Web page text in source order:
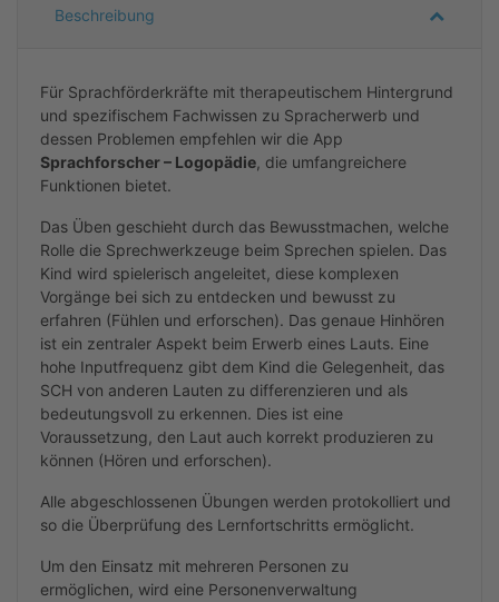
Beschreibung
Für Sprachförderkräfte mit therapeutischem Hintergrund
und spezifischem Fachwissen zu Spracherwerb und
dessen Problemen empfehlen wir die App
Sprachforscher – Logopädie, die umfangreichere
Funktionen bietet.
Das Üben geschieht durch das Bewusstmachen, welche
Rolle die Sprechwerkzeuge beim Sprechen spielen. Das
Kind wird spielerisch angeleitet, diese komplexen
Vorgänge bei sich zu entdecken und bewusst zu
erfahren (Fühlen und erforschen). Das genaue Hinhören
ist ein zentraler Aspekt beim Erwerb eines Lauts. Eine
hohe Inputfrequenz gibt dem Kind die Gelegenheit, das
SCH von anderen Lauten zu differenzieren und als
bedeutungsvoll zu erkennen. Dies ist eine
Voraussetzung, den Laut auch korrekt produzieren zu
können (Hören und erforschen).
Alle abgeschlossenen Übungen werden protokolliert und
so die Überprüfung des Lernfortschritts ermöglicht.
Um den Einsatz mit mehreren Personen zu
ermöglichen, wird eine Personenverwaltung